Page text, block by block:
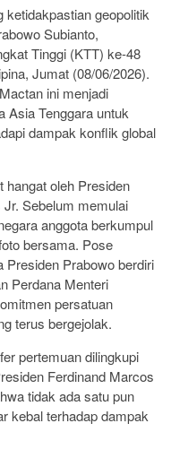
ketidakpastian geopolitik
Subianto,
Tinggi (KTT) ke-48
Jumat (08/06/2026).
ini menjadi
Asia Tenggara untuk
dampak konflik global
hangat oleh Presiden
Sebelum memulai
anggota berkumpul
bersama. Pose
Presiden Prabowo berdiri
Perdana Menteri
persatuan
terus bergejolak.
pertemuan dilingkupi
Ferdinand Marcos
tidak ada satu pun
kebal terhadap dampak